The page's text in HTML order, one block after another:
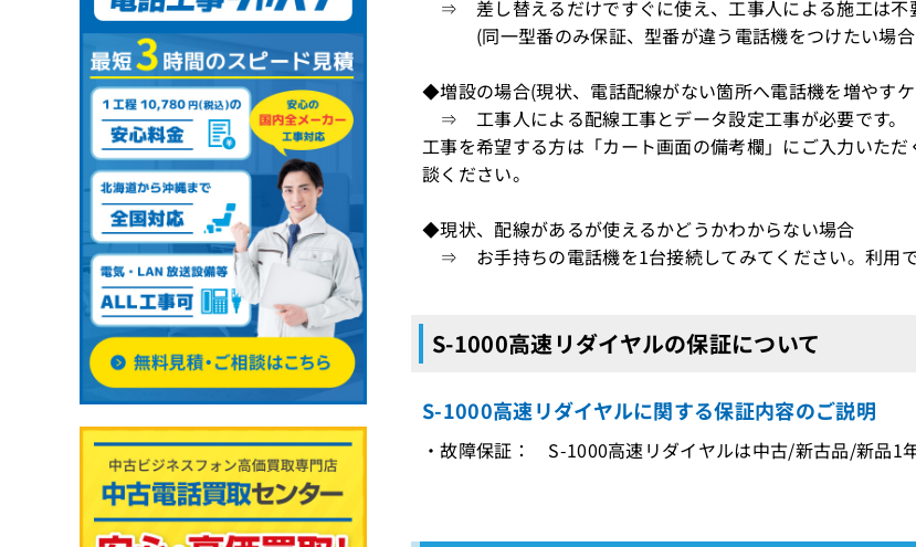
⇒ 差し替えるだけですぐに使え、工事人による施工は不
(同一型番のみ保証、型番が違う電話機をつけたい場合
◆増設の場合(現状、電話配線がない箇所へ電話機を増やす
⇒ 工事人による配線工事とデータ設定工事が必要です。
工事を希望する方は「カート画面の備考欄」にご入力いただ
談ください。
◆現状、配線があるが使えるかどうかわからない場合
⇒ お手持ちの電話機を1台接続してみてください。利用で
S-1000高速リダイヤルの保証について
S-1000高速リダイヤルに関する保証内容のご説明
・故障保証： S-1000高速リダイヤルは中古/新古品/新品1